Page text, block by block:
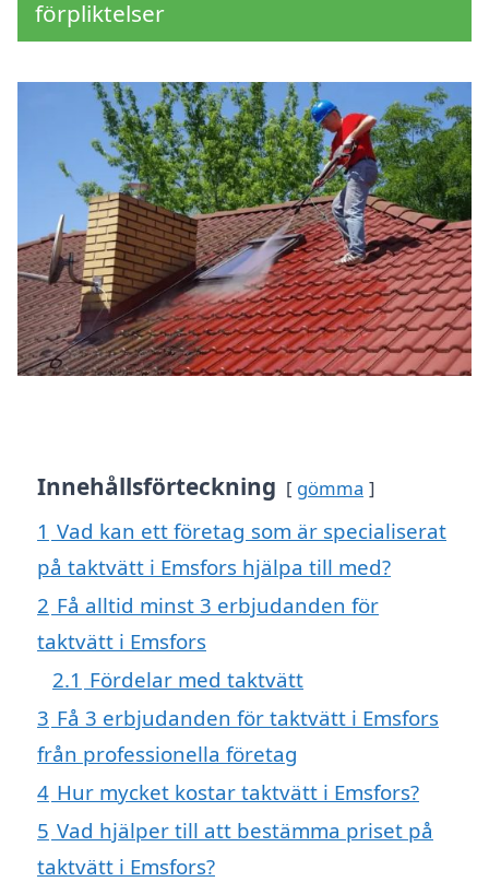
förpliktelser
Innehållsförteckning gömma
1 Vad kan ett företag som är specialiserat
på taktvätt i Emsfors hjälpa till med?
2 Få alltid minst 3 erbjudanden för
taktvätt i Emsfors
2.1 Fördelar med taktvätt
3 Få 3 erbjudanden för taktvätt i Emsfors
från professionella företag
4 Hur mycket kostar taktvätt i Emsfors?
5 Vad hjälper till att bestämma priset på
taktvätt i Emsfors?